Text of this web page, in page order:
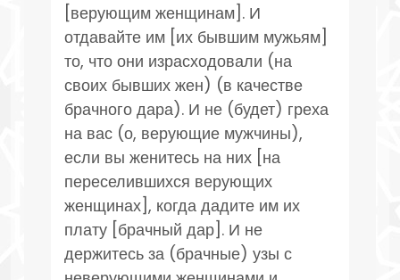
[верующим женщинам]. И
отдавайте им [их бывшим мужьям]
то, что они израсходовали (на
своих бывших жен) (в качестве
брачного дара). И не (будет) греха
на вас (о, верующие мужчины),
если вы женитесь на них [на
переселившихся верующих
женщинах], когда дадите им их
плату [брачный дар]. И не
держитесь за (брачные) узы с